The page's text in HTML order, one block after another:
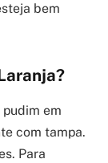
bem
em
com tampa.
Para